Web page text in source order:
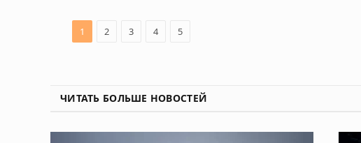
1 2 3 4 5
ЧИТАТЬ БОЛЬШЕ НОВОСТЕЙ